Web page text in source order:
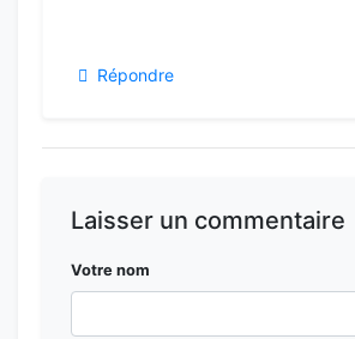
Répondre
Laisser un commentaire
Votre nom